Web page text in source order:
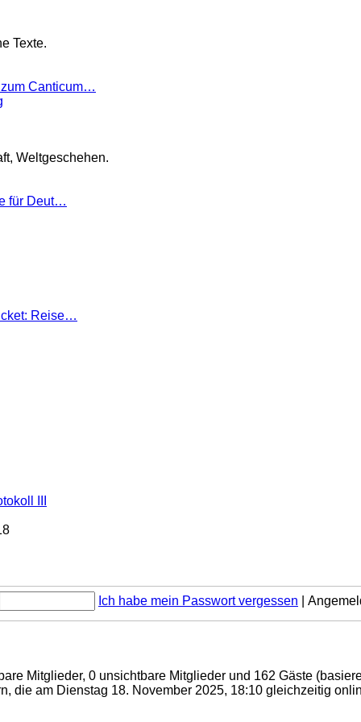
Texte.
Canticum…
Weltgeschehen.
für Deut…
Reise…
III
Ich habe mein Passwort vergessen
Mitglieder, 0 unsichtbare Mitglieder und 162 Gäste
die am Dienstag 18. November 2025, 18:10 gleichzeitig